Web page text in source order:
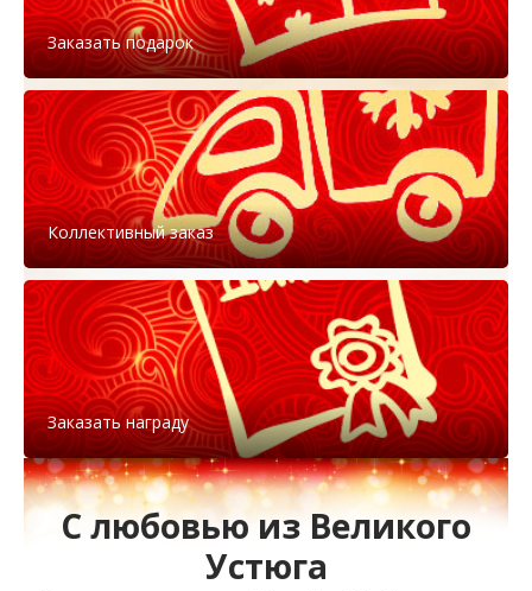
Заказать подарок
Коллективный заказ
Заказать награду
С любовью из Великого
Устюга